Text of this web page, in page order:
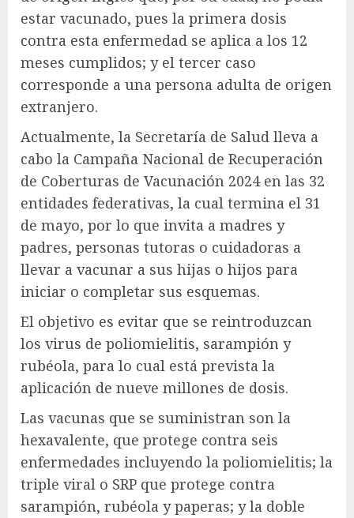
estar vacunado, pues la primera dosis
contra esta enfermedad se aplica a los 12
meses cumplidos; y el tercer caso
corresponde a una persona adulta de origen
extranjero.
Actualmente, la Secretaría de Salud lleva a
cabo la Campaña Nacional de Recuperación
de Coberturas de Vacunación 2024 en las 32
entidades federativas, la cual termina el 31
de mayo, por lo que invita a madres y
padres, personas tutoras o cuidadoras a
llevar a vacunar a sus hijas o hijos para
iniciar o completar sus esquemas.
El objetivo es evitar que se reintroduzcan
los virus de poliomielitis, sarampión y
rubéola, para lo cual está prevista la
aplicación de nueve millones de dosis.
Las vacunas que se suministran son la
hexavalente, que protege contra seis
enfermedades incluyendo la poliomielitis; la
triple viral o SRP que protege contra
sarampión, rubéola y paperas; y la doble